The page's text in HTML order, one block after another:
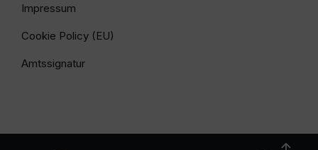
Impressum
Cookie Policy (EU)
Amtssignatur